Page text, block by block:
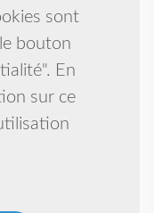
sont
bouton
En
sur ce